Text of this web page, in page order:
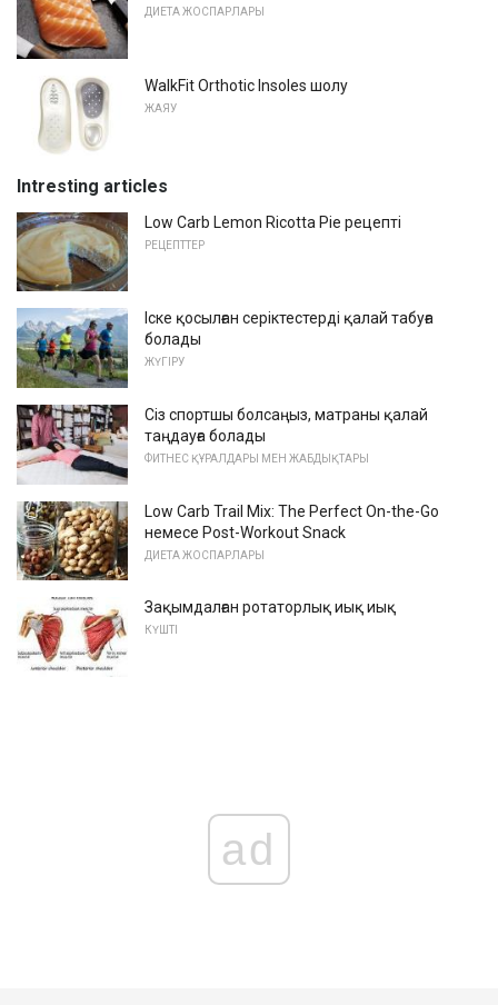
ДИЕТА ЖОСПАРЛАРЫ
WalkFit Orthotic Insoles шолу
ЖАЯУ
Intresting articles
Low Carb Lemon Ricotta Pie рецепті
РЕЦЕПТТЕР
Іске қосылған серіктестерді қалай табуға
болады
ЖҮГІРУ
Сіз спортшы болсаңыз, матраны қалай
таңдауға болады
ФИТНЕС ҚҰРАЛДАРЫ МЕН ЖАБДЫҚТАРЫ
Low Carb Trail Mix: The Perfect On-the-Go
немесе Post-Workout Snack
ДИЕТА ЖОСПАРЛАРЫ
Зақымдалған ротаторлық иық иық
КҮШТІ
ad